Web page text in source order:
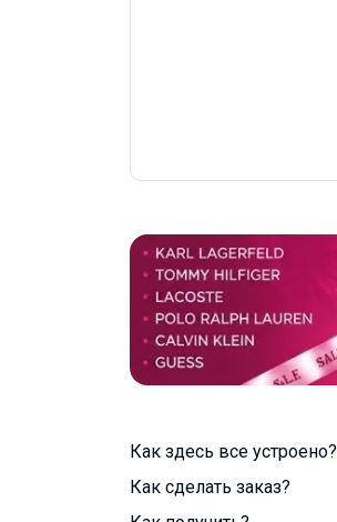
Как здесь все устроено?
Как сделать заказ?